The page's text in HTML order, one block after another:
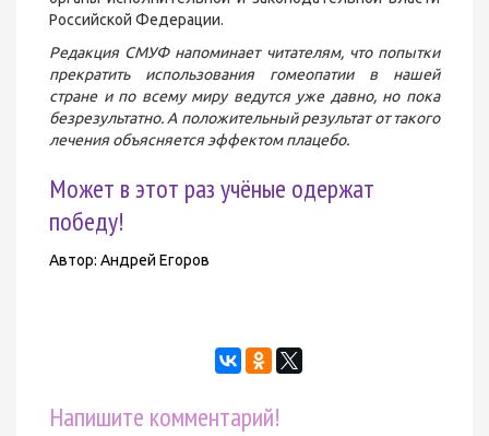
Российской Федерации.
Редакция СМУФ напоминает читателям, что попытки
прекратить использования гомеопатии в нашей
стране и по всему миру ведутся уже давно, но пока
безрезультатно. А положительный результат от такого
лечения объясняется эффектом плацебо.
Может в этот раз учёные одержат
победу!
Автор: Андрей Егоров
Напишите комментарий!